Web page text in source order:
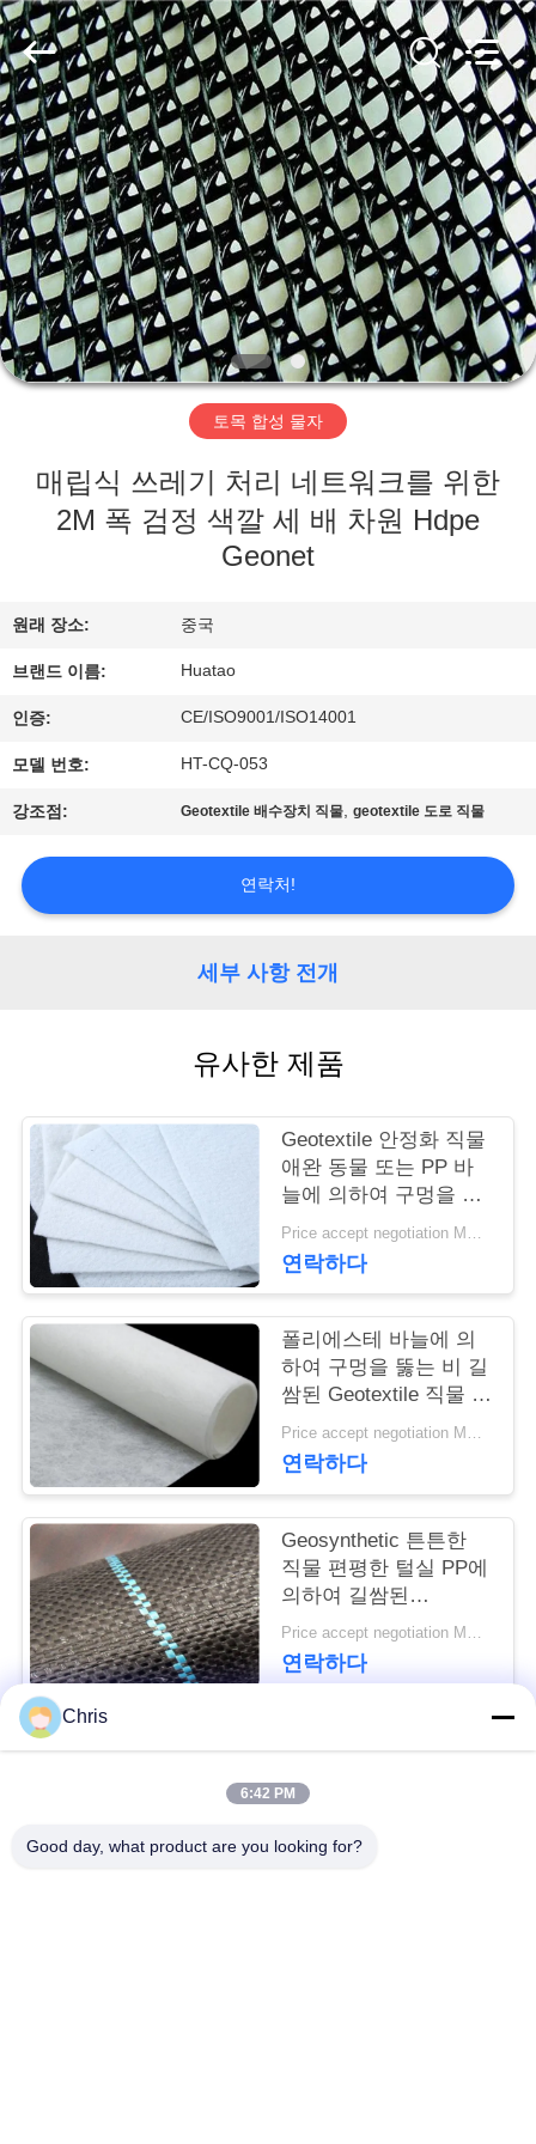
집
제
품
우
리
공
장
여
행
품
연
주
요
인
용
문
을
요
세
2020
-
2026
HUATAO
LOVER
LTD.
All
Rights
Reserved.
토목 합성 물자
매립식 쓰레기 처리 네트워크를 위한
2M 폭 검정 색깔 세 배 차원 Hdpe
Geonet
원래 장소: 중국
브랜드 이름: Huatao
인증: CE/ISO9001/ISO14001
모델 번호: HT-CQ-053
강조점: Geotextile 배수장치 직물,geotextile 도로 직물
연락처!
세부 사항 전개
유사한 제품
Geotextile 안정화 직물
애완 동물 또는 PP 바
늘에 의하여 구멍을 뚫
는 Geotextile 백색 노화
방지
Price accept negotiation MOQ:1sqm
연락하다
폴리에스테 바늘에 의
하여 구멍을 뚫는 비 길
쌈된 Geotextile 직물 비
길쌈된 반대로 - 산화 Price accept negotiation MOQ:100sq.m.
연락하다
Geosynthetic 튼튼한
직물 편평한 털실 PP에
의하여 길쌈된
Geotextile는을 위한 잔
디를 성장합니다 막습
니다
Price accept negotiation MOQ:1000 sq.m.
연락하다
비 부직물 산업용 롤러
Chris
6:42 PM
Good day, what product are you looking for?